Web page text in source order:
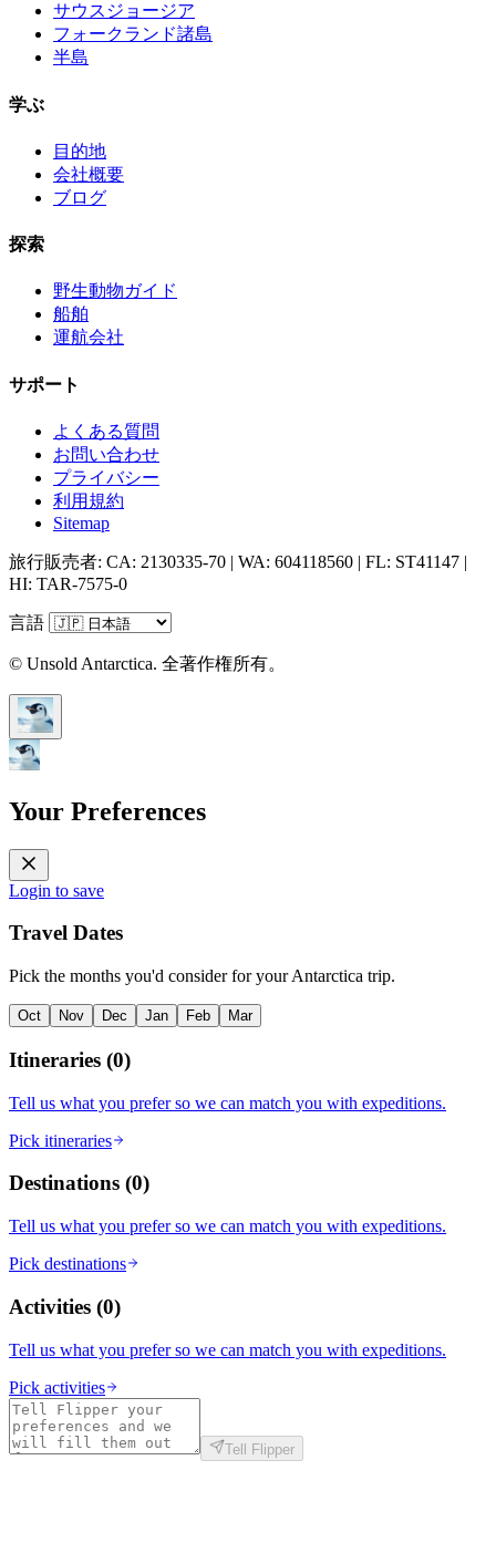
サウスジョージア
フォークランド諸島
半島
学ぶ
目的地
会社概要
ブログ
探索
野生動物ガイド
船舶
運航会社
サポート
よくある質問
お問い合わせ
プライバシー
利用規約
Sitemap
旅行販売者: CA: 2130335-70 | WA: 604118560 | FL: ST41147 |
HI: TAR-7575-0
言語
© Unsold Antarctica. 全著作権所有。
Your Preferences
Login to save
Travel Dates
Pick the months you'd consider for your Antarctica trip.
Oct Nov Dec Jan Feb Mar
Itineraries (0)
Tell us what you prefer so we can match you with expeditions.
Pick itineraries
Destinations (0)
Tell us what you prefer so we can match you with expeditions.
Pick destinations
Activities (0)
Tell us what you prefer so we can match you with expeditions.
Pick activities
Tell Flipper